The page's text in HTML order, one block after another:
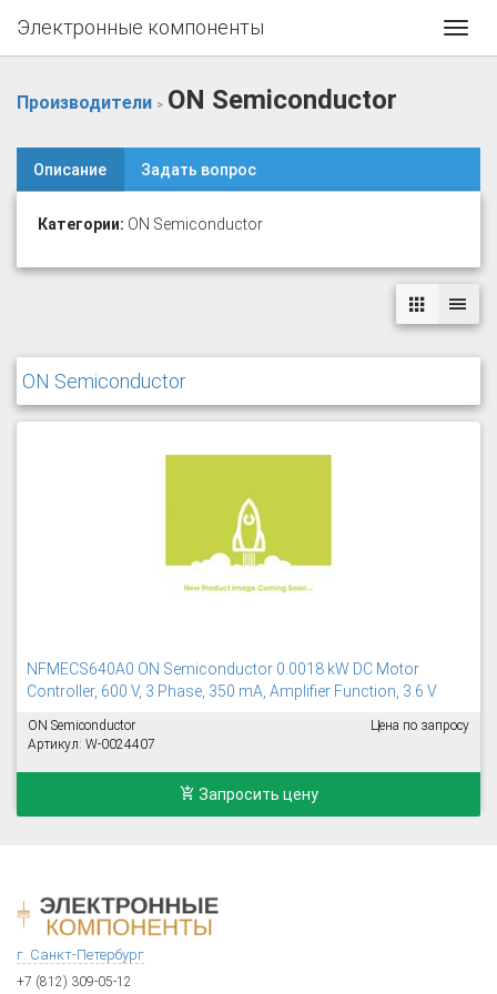
Электронные компоненты
Производители > ON Semiconductor
Описание Задать вопрос
Категории: ON Semiconductor
ON Semiconductor
NFMECS640A0 ON Semiconductor 0.0018 kW DC Motor
Controller, 600 V, 3 Phase, 350 mA, Amplifier Function, 3.6 V
ON Semiconductor
Артикул: W-0024407
Цена по запросу
Запросить цену
г. Санкт-Петербург
+7 (812) 309-05-12